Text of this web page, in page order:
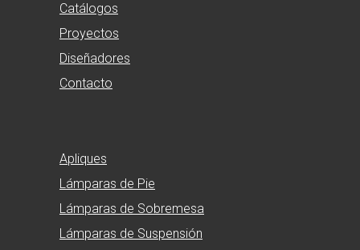
Catálogos
Proyectos
Diseñadores
Contacto
Apliques
Lámparas de Pie
Lámparas de Sobremesa
Lámparas de Suspensión